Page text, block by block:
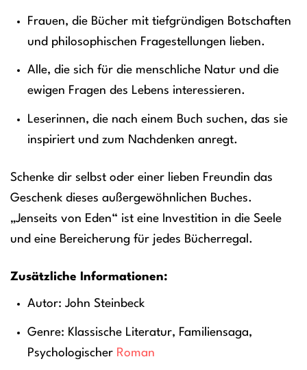
Frauen, die Bücher mit tiefgründigen Botschaften
und philosophischen Fragestellungen lieben.
Alle, die sich für die menschliche Natur und die
ewigen Fragen des Lebens interessieren.
Leserinnen, die nach einem Buch suchen, das sie
inspiriert und zum Nachdenken anregt.
Schenke dir selbst oder einer lieben Freundin das
Geschenk dieses außergewöhnlichen Buches.
„Jenseits von Eden“ ist eine Investition in die Seele
und eine Bereicherung für jedes Bücherregal.
Zusätzliche Informationen:
Autor: John Steinbeck
Genre: Klassische Literatur, Familiensaga,
Psychologischer Roman